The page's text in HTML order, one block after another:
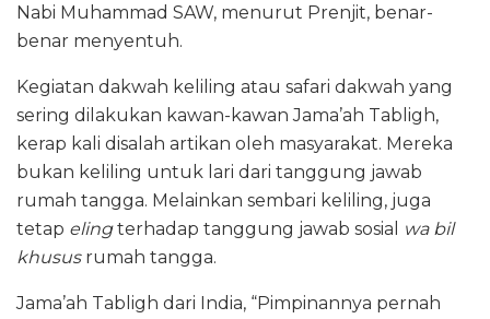
Nabi Muhammad SAW, menurut Prenjit, benar-
benar menyentuh.
Kegiatan dakwah keliling atau safari dakwah yang
sering dilakukan kawan-kawan Jama’ah Tabligh,
kerap kali disalah artikan oleh masyarakat. Mereka
bukan keliling untuk lari dari tanggung jawab
rumah tangga. Melainkan sembari keliling, juga
tetap elingterhadap tanggung jawab sosial
wa bil
khusus rumah tangga.
Jama’ah Tabligh dari India, “Pimpinannya pernah